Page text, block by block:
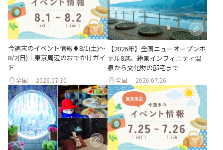
今週末のイベント情報♦︎8/1(土)〜
8/2(日)｜東京周辺のおでかけガイ
ド
全国 2026.07.30
【2026年】全国ニューオープンホ
テル8選。絶景インフィニティ温
泉から文化財の邸宅まで
全国 2026.07.26